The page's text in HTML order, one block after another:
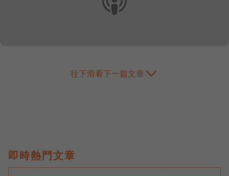
往下滑看下一篇文章
即時熱門文章